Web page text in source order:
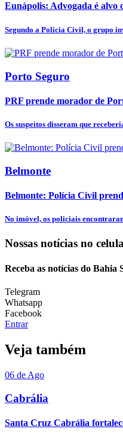
Eunápolis: Advogada é alvo
Segundo a Polícia Civil, o grupo
Porto Seguro
PRF prende morador de
Os suspeitos disseram que
Belmonte
Belmonte: Polícia Civil
No imóvel, os policiais
Nossas notícias no
Receba as notícias do Bahia
Telegram
Whatsapp
Facebook
Entrar
Veja também
06 de Ago
Cabrália
Santa Cruz Cabrália